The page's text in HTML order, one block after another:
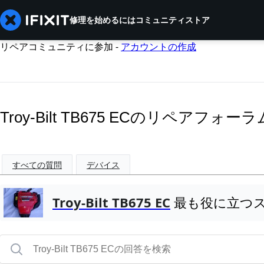
修理を始めるにはコミュニティストア
リペアコミュニティに参加 - アカウントの作成
Troy-Bilt TB675 ECのリペアフォーラ
すべての質問 デバイス
Troy-Bilt TB675 EC 最も役に立つ